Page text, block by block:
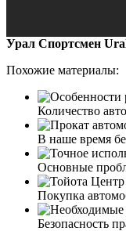
Урал Спортсмен
Похожие материалы:
Количество
В наше время
Основные
Покупка
Безопасность